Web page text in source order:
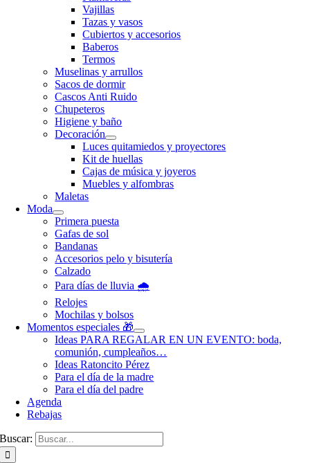
Vajillas
Tazas y vasos
Cubiertos y accesorios
Baberos
Termos
Muselinas y arrullos
Sacos de dormir
Cascos Anti Ruido
Chupeteros
Higiene y baño
Decoración
Luces quitamiedos y proyectores
Kit de huellas
Cajas de música y joyeros
Muebles y alfombras
Maletas
Moda
Primera puesta
Gafas de sol
Bandanas
Accesorios pelo y bisutería
Calzado
Para días de lluvia 🌧️
Relojes
Mochilas y bolsos
Momentos especiales 🎁
Ideas PARA REGALAR EN UN EVENTO: boda,
comunión, cumpleaños…
Ideas Ratoncito Pérez
Para el día de la madre
Para el día del padre
Agenda
Rebajas
Buscar: